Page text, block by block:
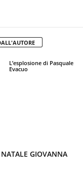
L’esplosione di Pasquale
Evacuo
GIOVANNA